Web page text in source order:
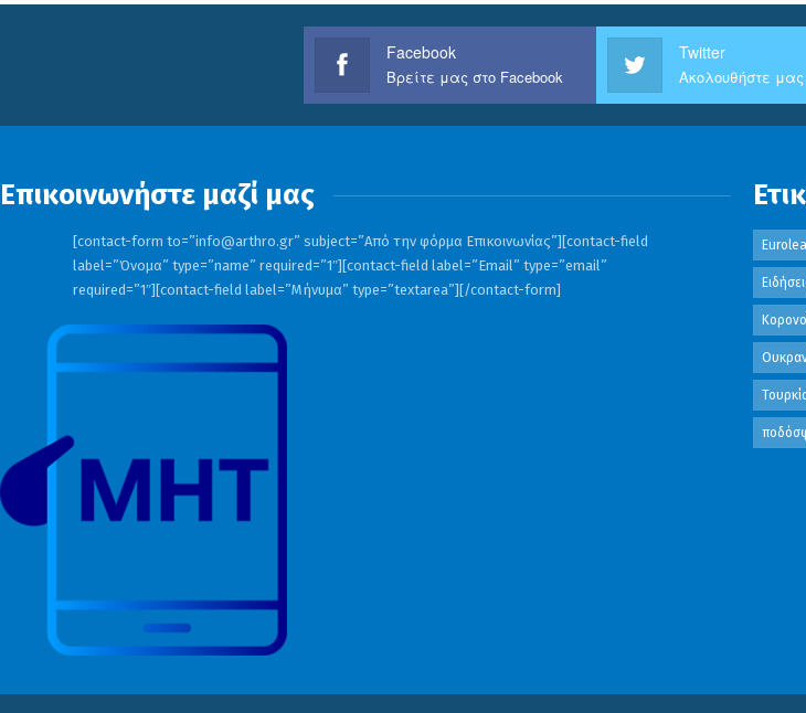
Facebook
Βρείτε μας στο Facebook
Twitter
Επικοινωνήστε μαζί μας
[contact-form to=”info@arthro.gr” subject=”Από την φόρμα Επικοινωνίας”][contact-field
label=”Όνομα” type=”name” required=”1″][contact-field label=”Email” type=”email”
required=”1″][contact-field label=”Μήνυμα” type=”textarea”][/contact-form]